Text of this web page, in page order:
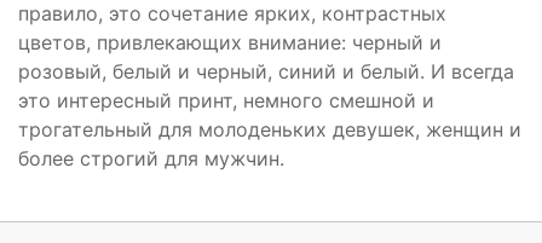
правило, это сочетание ярких, контрастных
цветов, привлекающих внимание: черный и
розовый, белый и черный, синий и белый. И всегда
это интересный принт, немного смешной и
трогательный для молоденьких девушек, женщин и
более строгий для мужчин.